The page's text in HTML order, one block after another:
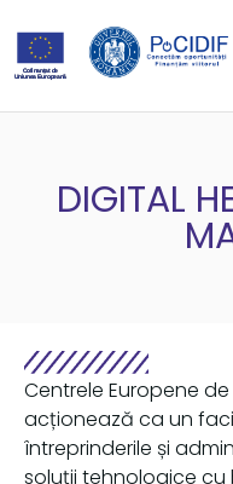
DIGITAL
Centrele Europene
acționează ca un
întreprinderile și
soluții tehnologice cu